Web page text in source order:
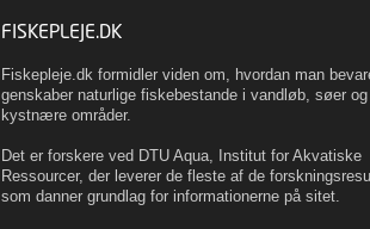
FISKEPLEJE.DK
Fiskepleje.dk formidler viden om, hvordan man
genskaber naturlige fiskebestande i vandløb, søer og
kystnære områder.
Det er forskere ved DTU Aqua, Institut for Akvatiske
Ressourcer, der leverer de fleste af de
som danner grundlag for informationerne på sitet.